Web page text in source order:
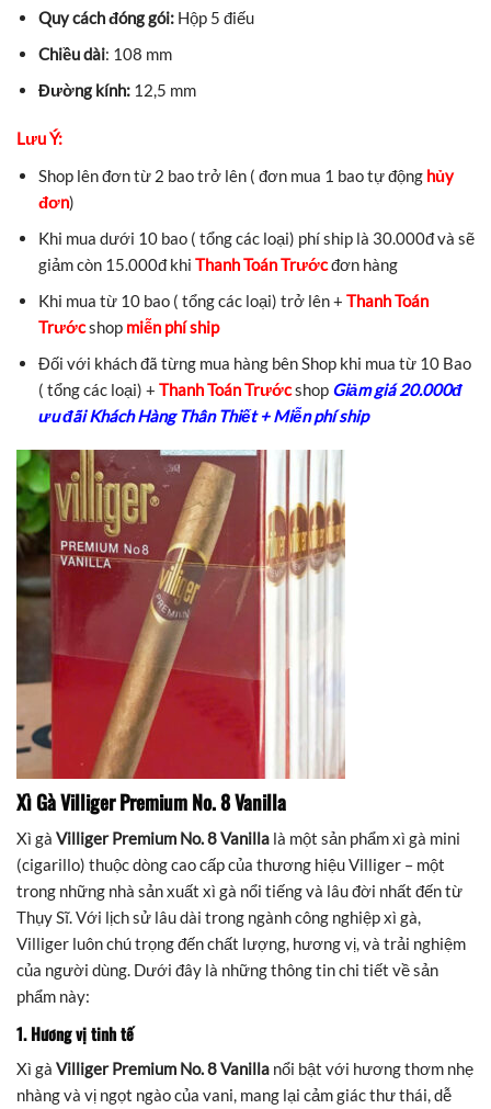
Quy cách đóng gói:Hộp 5 điếu
Chiều dài: 108 mm
Đường kính:12,5 mm
Lưu Ý:
Shop lên đơn từ 2 bao trở lên ( đơn mua 1 bao tự động hủy
đơn)
Khi mua dưới 10 bao ( tổng các loại) phí ship là 30.000đ và sẽ
giảm còn 15.000đ khi Thanh Toán Trướcđơn hàng
Khi mua từ 10 bao ( tổng các loại) trở lên + Thanh Toán
Trướcshopmiễn phí ship
Đối với khách đã từng mua hàng bên Shop khi mua từ 10 Bao
( tổng các loại) + Thanh Toán Trướcshop Giảm giá 20.000đ
ưu đãi Khách Hàng Thân Thiết + Miễn phí ship
Xì Gà Villiger Premium No. 8 Vanilla
Xì gà Villiger Premium No. 8 Vanilla là một sản phẩm xì gà mini
(cigarillo) thuộc dòng cao cấp của thương hiệu Villiger – một
trong những nhà sản xuất xì gà nổi tiếng và lâu đời nhất đến từ
Thụy Sĩ. Với lịch sử lâu dài trong ngành công nghiệp xì gà,
Villiger luôn chú trọng đến chất lượng, hương vị, và trải nghiệm
của người dùng. Dưới đây là những thông tin chi tiết về sản
phẩm này:
1. Hương vị tinh tế
Xì gà Villiger Premium No. 8 Vanilla nổi bật với hương thơm nhẹ
nhàng và vị ngọt ngào của vani, mang lại cảm giác thư thái, dễ